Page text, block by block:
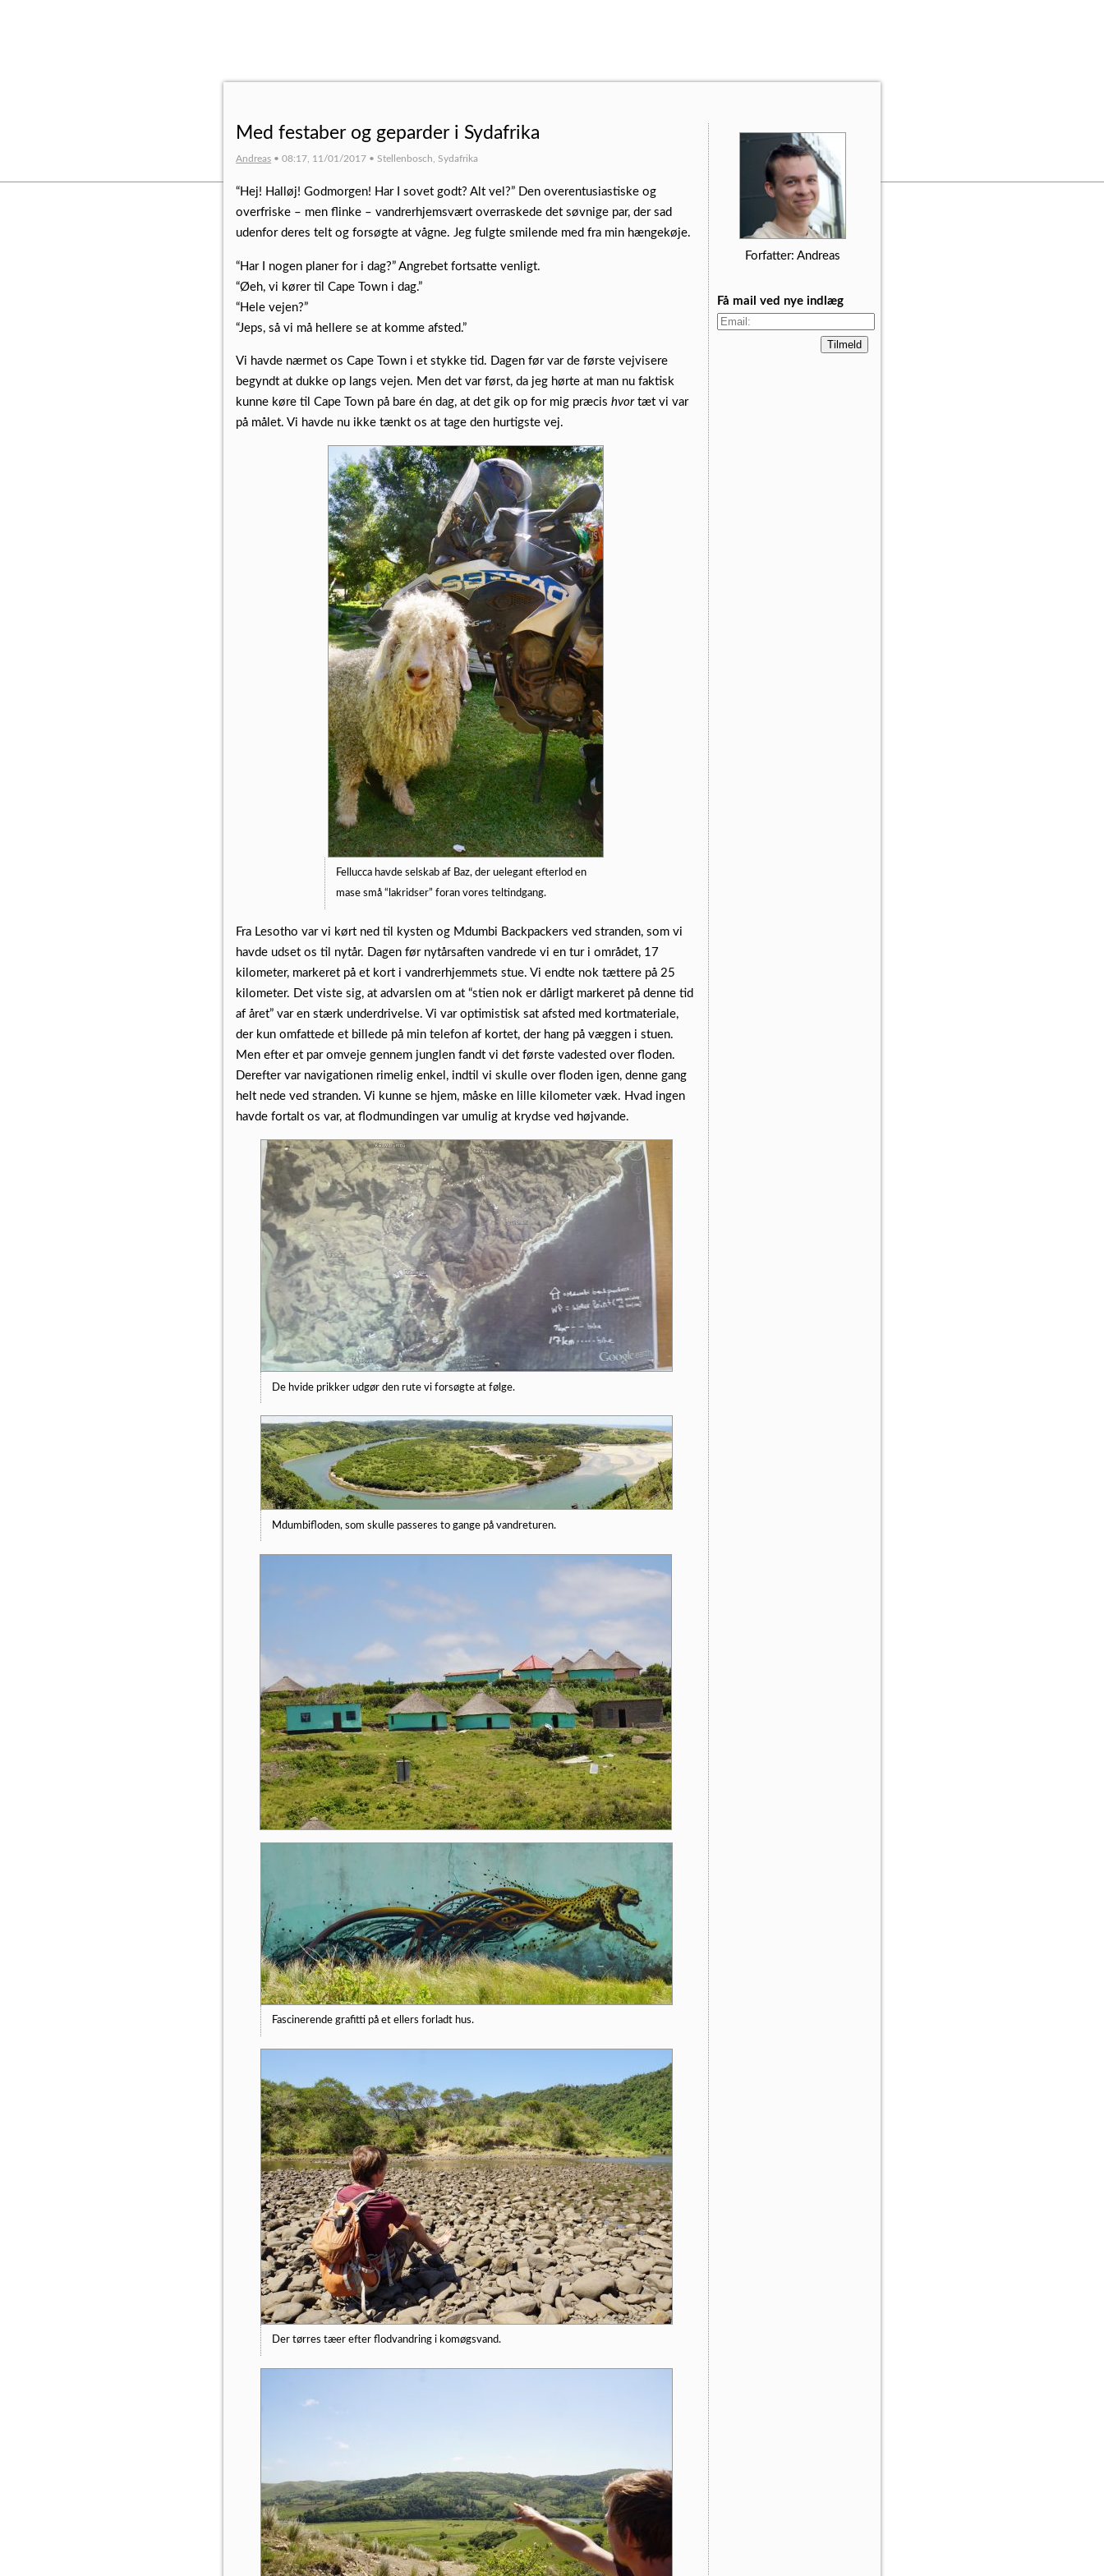
Forfatter: Andreas
Få mail ved nye indlæg
Med festaber og geparder i Sydafrika
Andreas • 08:17, 11/01/2017 • Stellenbosch, Sydafrika
“Hej! Halløj! Godmorgen! Har I sovet godt? Alt vel?” Den overentusiastiske og
overfriske – men flinke – vandrerhjemsvært overraskede det søvnige par, der sad
udenfor deres telt og forsøgte at vågne. Jeg fulgte smilende med fra min hængekøje.
“Har I nogen planer for i dag?” Angrebet fortsatte venligt.
“Øeh, vi kører til Cape Town i dag.”
“Hele vejen?”
“Jeps, så vi må hellere se at komme afsted.”
Vi havde nærmet os Cape Town i et stykke tid. Dagen før var de første vejvisere
begyndt at dukke op langs vejen. Men det var først, da jeg hørte at man nu faktisk
kunne køre til Cape Town på bare én dag, at det gik op for mig præcishvortæt vi var
på målet. Vi havde nu ikke tænkt os at tage den hurtigste vej.
Fellucca havde selskab af Baz, der uelegant efterlod en
mase små “lakridser” foran vores teltindgang.
Fra Lesotho var vi kørt ned til kysten og Mdumbi Backpackers ved stranden, som vi
havde udset os til nytår. Dagen før nytårsaften vandrede vi en tur i området, 17
kilometer, markeret på et kort i vandrerhjemmets stue. Vi endte nok tættere på 25
kilometer. Det viste sig, at advarslen om at “stien nok er dårligt markeret på denne tid
af året” var en stærk underdrivelse. Vi var optimistisk sat afsted med kortmateriale,
der kun omfattede et billede på min telefon af kortet, der hang på væggen i stuen.
Men efter et par omveje gennem junglen fandt vi det første vadested over floden.
Derefter var navigationen rimelig enkel, indtil vi skulle over floden igen, denne gang
helt nede ved stranden. Vi kunne se hjem, måske en lille kilometer væk. Hvad ingen
havde fortalt os var, at flodmundingen var umulig at krydse ved højvande.
De hvide prikker udgør den rute vi forsøgte at følge.
Mdumbifloden, som skulle passeres to gange på vandreturen.
Fascinerende grafitti på et ellers forladt hus.
Der tørres tæer efter flodvandring i komøgsvand.